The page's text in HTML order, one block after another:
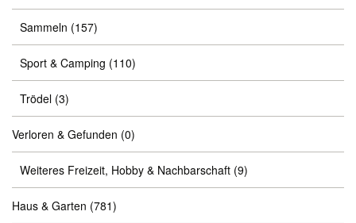
Sammeln (157)
Sport & Camping (110)
Trödel (3)
Verloren & Gefunden (0)
Weiteres Freizeit, Hobby & Nachbarschaft (9)
Haus & Garten (781)